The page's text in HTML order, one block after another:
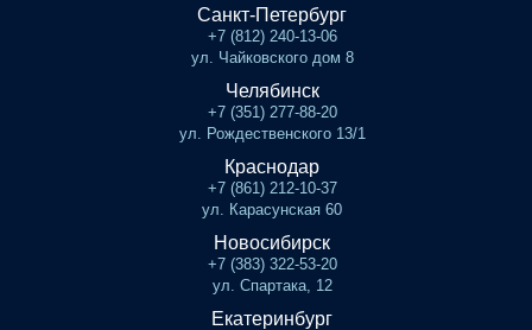
Санкт-Петербург
+7 (812) 240-13-06
ул. Чайковского дом 8
Челябинск
+7 (351) 277-88-20
ул. Рождественского 13/1
Краснодар
+7 (861) 212-10-37
ул. Карасунская 60
Новосибирск
+7 (383) 322-53-20
ул. Спартака, 12
Екатеринбург